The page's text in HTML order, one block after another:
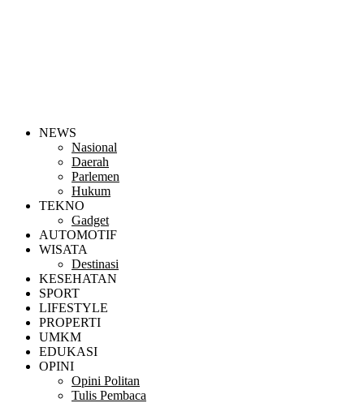
NEWS
Nasional
Daerah
Parlemen
Hukum
TEKNO
Gadget
AUTOMOTIF
WISATA
Destinasi
KESEHATAN
SPORT
LIFESTYLE
PROPERTI
UMKM
EDUKASI
OPINI
Opini Politan
Tulis Pembaca